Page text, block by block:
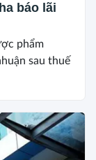
báo lãi
phẩm
sau thuế